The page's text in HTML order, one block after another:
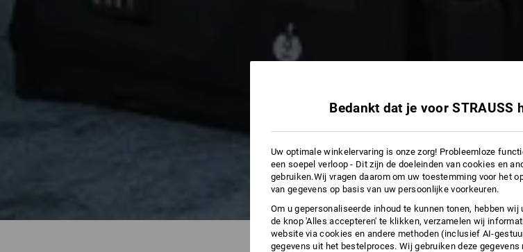
Bedankt dat je voor STRAUSS
Uw optimale winkelervaring is onze zorg! Probleemloze
een soepel verloop - Dit zijn de doeleinden van cookies en
gebruiken.Wij vragen daarom om uw toestemming voor het
van gegevens op basis van uw persoonlijke voorkeuren.
Om u gepersonaliseerde inhoud te kunnen tonen, hebben
de knop 'Alles accepteren' te klikken, verzamelen wij
website via cookies en andere methoden (inclusief AI-
gegevens uit het bestelproces. Wij gebruiken deze gegevens